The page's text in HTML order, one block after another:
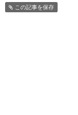
この記事を保存